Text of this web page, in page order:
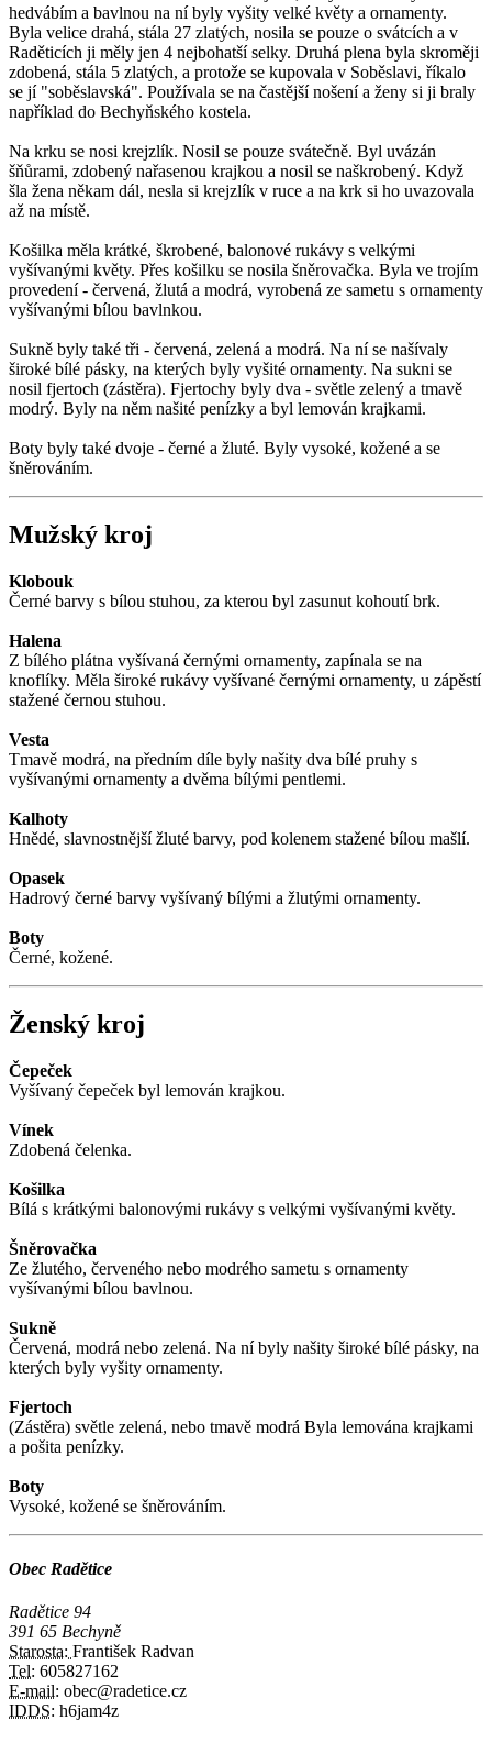
hedvábím a bavlnou na ní byly vyšity velké květy a ornamenty.
Byla velice drahá, stála 27 zlatých, nosila se pouze o svátcích a v
Raděticích ji měly jen 4 nejbohatší selky. Druhá plena byla skroměji
zdobená, stála 5 zlatých, a protože se kupovala v Soběslavi, říkalo
se jí "soběslavská". Používala se na častější nošení a ženy si ji braly
například do Bechyňského kostela.
Na krku se nosi krejzlík. Nosil se pouze svátečně. Byl uvázán
šňůrami, zdobený nařasenou krajkou a nosil se naškrobený. Když
šla žena někam dál, nesla si krejzlík v ruce a na krk si ho uvazovala
až na místě.
Košilka měla krátké, škrobené, balonové rukávy s velkými
vyšívanými květy. Přes košilku se nosila šněrovačka. Byla ve trojím
provedení - červená, žlutá a modrá, vyrobená ze sametu s ornamenty
vyšívanými bílou bavlnkou.
Sukně byly také tři - červená, zelená a modrá. Na ní se našívaly
široké bílé pásky, na kterých byly vyšité ornamenty. Na sukni se
nosil fjertoch (zástěra). Fjertochy byly dva - světle zelený a tmavě
modrý. Byly na něm našité penízky a byl lemován krajkami.
Boty byly také dvoje - černé a žluté. Byly vysoké, kožené a se
šněrováním.
Mužský kroj
Klobouk
Černé barvy s bílou stuhou, za kterou byl zasunut kohoutí brk.
Halena
Z bílého plátna vyšívaná černými ornamenty, zapínala se na
knoflíky. Měla široké rukávy vyšívané černými ornamenty, u zápěstí
stažené černou stuhou.
Vesta
Tmavě modrá, na předním díle byly našity dva bílé pruhy s
vyšívanými ornamenty a dvěma bílými pentlemi.
Kalhoty
Hnědé, slavnostnější žluté barvy, pod kolenem stažené bílou mašlí.
Opasek
Hadrový černé barvy vyšívaný bílými a žlutými ornamenty.
Boty
Černé, kožené.
Ženský kroj
Čepeček
Vyšívaný čepeček byl lemován krajkou.
Vínek
Zdobená čelenka.
Košilka
Bílá s krátkými balonovými rukávy s velkými vyšívanými květy.
Šněrovačka
Ze žlutého, červeného nebo modrého sametu s ornamenty
vyšívanými bílou bavlnou.
Sukně
Červená, modrá nebo zelená. Na ní byly našity široké bílé pásky, na
kterých byly vyšity ornamenty.
Fjertoch
(Zástěra) světle zelená, nebo tmavě modrá Byla lemována krajkami
a pošita penízky.
Boty
Vysoké, kožené se šněrováním.
Obec Radětice
Radětice 94
391 65 Bechyně
Starosta: František Radvan
Tel: 605827162
E-mail: obec@radetice.cz
IDDS: h6jam4z